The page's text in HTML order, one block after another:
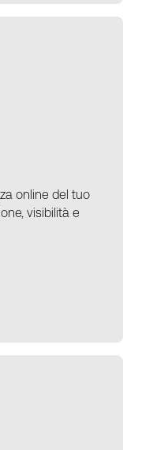
online del tuo
visibilità e